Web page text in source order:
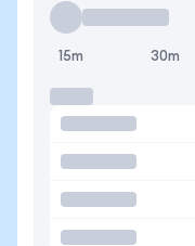
15m 30m